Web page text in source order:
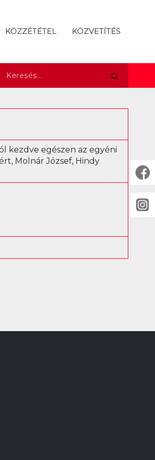
KÖZZÉTÉTEL KÖZVETÍTÉS
kezdve egészen az egyéni
Molnár József, Hindy